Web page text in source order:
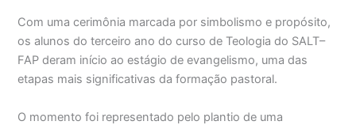
Com uma cerimônia marcada por simbolismo e propósito,
os alunos do terceiro ano do curso de Teologia do SALT–
FAP deram início ao estágio de evangelismo, uma das
etapas mais significativas da formação pastoral.
O momento foi representado pelo plantio de uma